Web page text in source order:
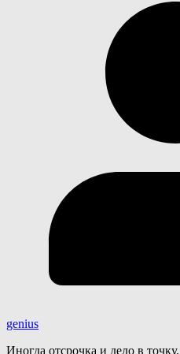
genius
Иногда отсрочка и дело в